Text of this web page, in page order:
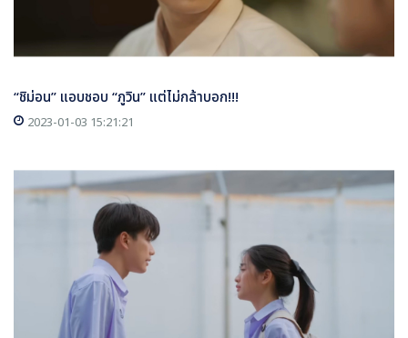
“ชิม่อน” แอบชอบ “ภูวิน” แต่ไม่กล้าบอก!!!
2023-01-03 15:21:21